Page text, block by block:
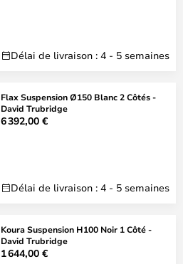
Délai de livraison : 4 - 5 semaines
Flax Suspension Ø150 Blanc 2 Côtés -
David Trubridge
6 392,00 €
Délai de livraison : 4 - 5 semaines
Koura Suspension H100 Noir 1 Côté -
David Trubridge
1 644,00 €